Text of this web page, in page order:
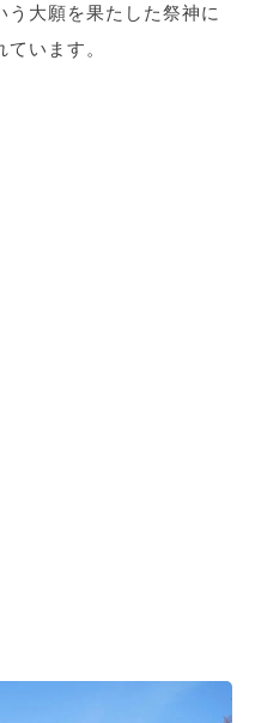
大願を果たした祭神に
います。